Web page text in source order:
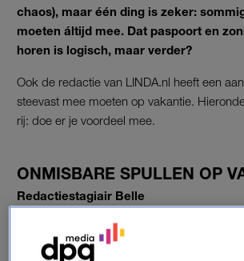
chaos), maar één ding is zeker:
moeten áltijd mee. Dat paspoort en
horen is logisch, maar verder?
Ook de redactie van LINDA.nl heeft een
steevast mee moeten op vakantie.
rij: doe er je voordeel mee.
ONMISBARE SPULLEN OP
Redactiestagiair Belle
klein flesje. Ik gebruik het dan als make-
droge plekjes, haarolie of nagelriemolie. En